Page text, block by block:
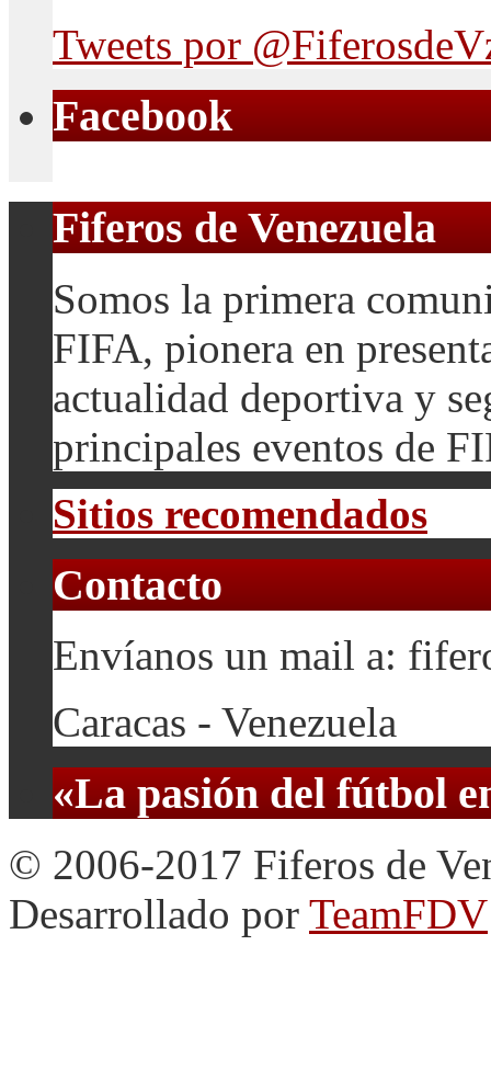
Tweets por
Facebook
Fiferos de Venezuela
Somos la primera
FIFA, pionera en
actualidad deportiva y
principales eventos de
Sitios recomendados
Contacto
Envíanos un mail a:
Caracas - Venezuela
«La pasión del fútbol
© 2006-2017 Fiferos de
Desarrollado por TeamFDV